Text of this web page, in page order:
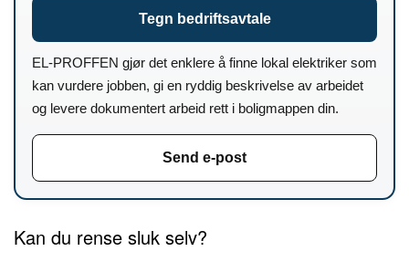
Tegn bedriftsavtale
EL-PROFFEN gjør det enklere å finne lokal elektriker som
kan vurdere jobben, gi en ryddig beskrivelse av arbeidet
og levere dokumentert arbeid rett i boligmappen din.
Send e-post
Kan du rense sluk selv?